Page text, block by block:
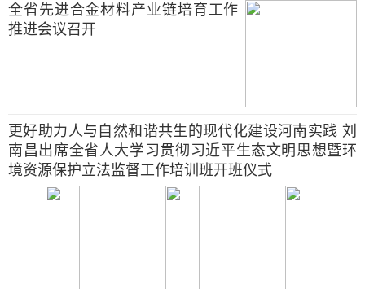
全省先进合金材料产业链培育工作
推进会议召开
更好助力人与自然和谐共生的现代化建设河南实践 刘
南昌出席全省人大学习贯彻习近平生态文明思想暨环
境资源保护立法监督工作培训班开班仪式